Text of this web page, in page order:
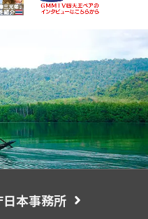
本事務所